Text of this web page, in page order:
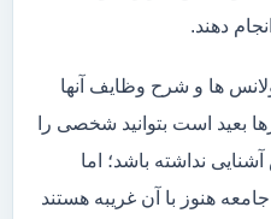
دهند.
ها و شرح وظایف آنها
بعید است بتوانید شخصی را
نداشته باشد؛ اما
هنوز با آن غریبه هستند